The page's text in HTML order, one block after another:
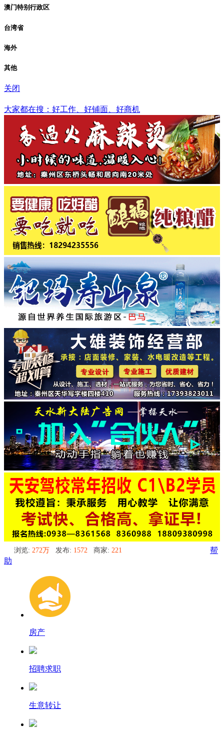
澳门特别行政区
台湾省
海外
其他
关闭
大家都在搜：好工作、好铺面、好商机
浏览: 272万 发布: 1572 商家: 221
帮
助
房产
招聘求职
生意转让